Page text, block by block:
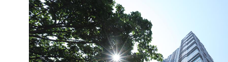
Add comparative units
Number 1